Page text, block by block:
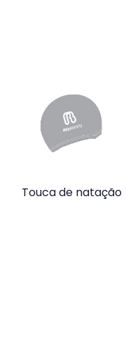
Touca de natação